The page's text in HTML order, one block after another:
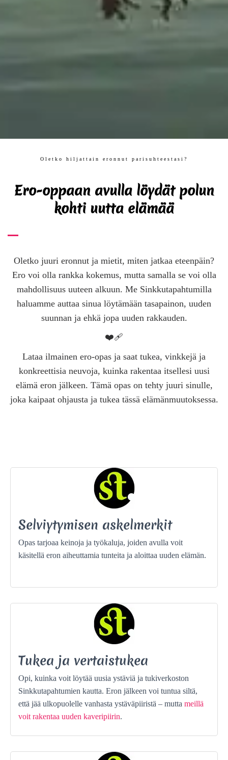
Oletko hiljattain eronnut parisuhteestasi?
Ero-oppaan avulla löydät polun
kohti uutta elämää
Oletko juuri eronnut ja mietit, miten jatkaa eteenpäin?
Ero voi olla rankka kokemus, mutta samalla se voi olla
mahdollisuus uuteen alkuun. Me Sinkkutapahtumilla
haluamme auttaa sinua löytämään tasapainon, uuden
suunnan ja ehkä jopa uuden rakkauden.
❤️‍🩹
Lataa ilmainen ero-opas ja saat tukea, vinkkejä ja
konkreettisia neuvoja, kuinka rakentaa itsellesi uusi
elämä eron jälkeen. Tämä opas on tehty juuri sinulle,
joka kaipaat ohjausta ja tukea tässä elämänmuutoksessa.
Selviytymisen askelmerkit
Opas tarjoaa keinoja ja työkaluja, joiden avulla voit
käsitellä eron aiheuttamia tunteita ja aloittaa uuden elämän.
Tukea ja vertaistukea
Opi, kuinka voit löytää uusia ystäviä ja tukiverkoston
Sinkkutapahtumien kautta. Eron jälkeen voi tuntua siltä,
että jää ulkopuolelle vanhasta ystäväpiiristä – mutta meillä
voit rakentaa uuden kaveripiirin.